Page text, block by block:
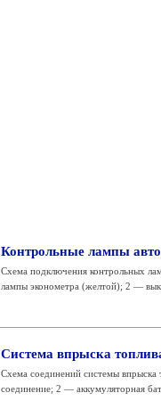
Контрольные лампы
Схема подключения контрольных
лампы эконометра (желтой); 2 —
Система впрыска
Схема соединений системы
соединение; 2 — аккумуляторная